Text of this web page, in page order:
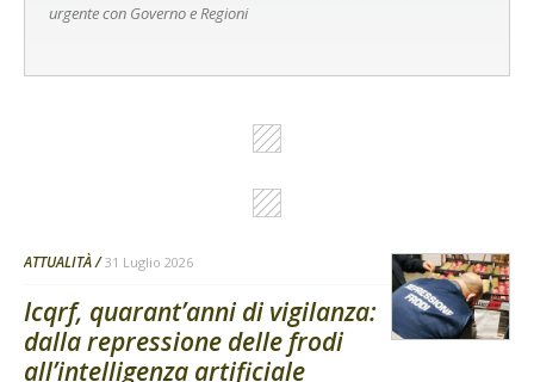
urgente con Governo e Regioni
ATTUALITÀ 31 Luglio 2026
Icqrf, quarant’anni di vigilanza:
dalla repressione delle frodi
all’intelligenza artificiale